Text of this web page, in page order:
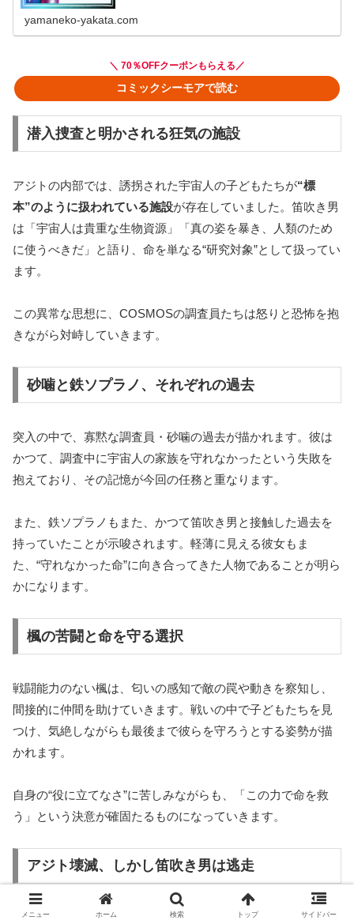
yamaneko-yakata.com
＼ 70％OFFクーポンもらえる／
コミックシーモアで読む
潜入捜査と明かされる狂気の施設
アジトの内部では、誘拐された宇宙人の子どもたちが“標
本”のように扱われている施設が存在していました。笛吹き男
は「宇宙人は貴重な生物資源」「真の姿を暴き、人類のため
に使うべきだ」と語り、命を単なる“研究対象”として扱ってい
ます。
この異常な思想に、COSMOSの調査員たちは怒りと恐怖を抱
きながら対峙していきます。
砂噛と鉄ソプラノ、それぞれの過去
突入の中で、寡黙な調査員・砂噛の過去が描かれます。彼は
かつて、調査中に宇宙人の家族を守れなかったという失敗を
抱えており、その記憶が今回の任務と重なります。
また、鉄ソプラノもまた、かつて笛吹き男と接触した過去を
持っていたことが示唆されます。軽薄に見える彼女もま
た、“守れなかった命”に向き合ってきた人物であることが明ら
かになります。
楓の苦闘と命を守る選択
戦闘能力のない楓は、匂いの感知で敵の罠や動きを察知し、
間接的に仲間を助けていきます。戦いの中で子どもたちを見
つけ、気絶しながらも最後まで彼らを守ろうとする姿勢が描
かれます。
自身の“役に立てなさ”に苦しみながらも、「この力で命を救
う」という決意が確固たるものになっていきます。
アジト壊滅、しかし笛吹き男は逃走
COSMOSは子どもたちを無事救出し、アジトを壊滅させるこ
メニュー ホーム 検索 トップ サイドバー